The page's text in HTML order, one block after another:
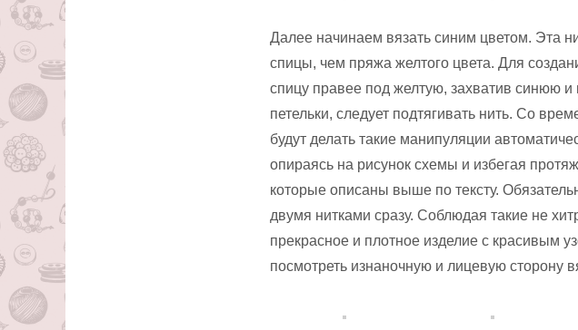
Далее начинаем вязать синим цветом. Эта
спицы, чем пряжа желтого цвета. Для
спицу правее под желтую, захватив синюю
петельки, следует подтягивать нить. Со
будут делать такие манипуляции
опираясь на рисунок схемы и избегая
которые описаны выше по тексту.
двумя нитками сразу. Соблюдая такие не
прекрасное и плотное изделие с красивым
посмотреть изнаночную и лицевую сторону